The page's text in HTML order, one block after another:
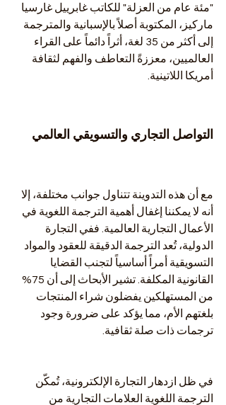
"مئة عام من العزلة" للكاتب غابرييل غارسيا
ماركيز، المكتوبة أصلاً بالإسبانية والمترجمة
إلى أكثر من 35 لغة، أثراً دائماً على القراء
العالميين، معززةً التعاطف والفهم لثقافة
أمريكا اللاتينية.
التواصل التجاري والتسويقي العالمي
مع أن هذه التدوينة تتناول جوانب مختلفة، إلا
أنه لا يمكننا إغفال أهمية الترجمة اللغوية في
الأعمال التجارية العالمية. ففي التجارة
الدولية، تُعد الترجمة الدقيقة للعقود والمواد
التسويقية أمراً أساسياً لتجنب القضايا
القانونية المكلفة. تشير الأبحاث إلى أن 75%
من المستهلكين يفضلون شراء المنتجات
بلغتهم الأم، مما يؤكد على ضرورة وجود
ترجمات ذات صلة ثقافية.
في ظل ازدهار التجارة الإلكترونية، تُمكّن
الترجمة اللغوية العلامات التجارية من